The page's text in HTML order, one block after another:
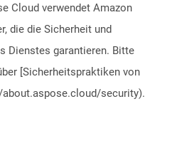
Cloud verwendet Amazon
die die Sicherheit und
Dienstes garantieren. Bitte
[Sicherheitspraktiken von
security).